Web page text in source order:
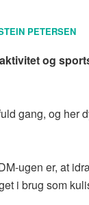
PETERSEN
og
gang, og her
ugen er, at
i brug som